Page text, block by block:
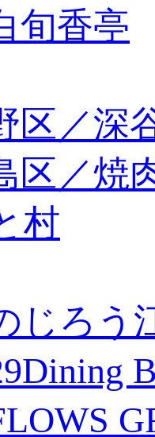
旬香亭
区／深
区／焼
村
じろう